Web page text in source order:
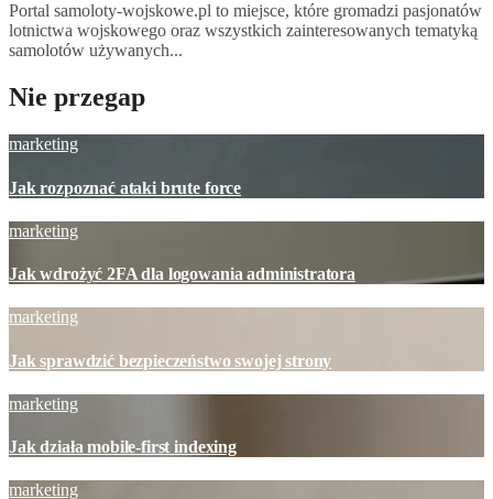
Portal samoloty-wojskowe.pl to miejsce, które gromadzi pasjonatów
lotnictwa wojskowego oraz wszystkich zainteresowanych tematyką
samolotów używanych...
Nie przegap
marketing
Jak rozpoznać ataki brute force
marketing
Jak wdrożyć 2FA dla logowania administratora
marketing
Jak sprawdzić bezpieczeństwo swojej strony
marketing
Jak działa mobile-first indexing
marketing